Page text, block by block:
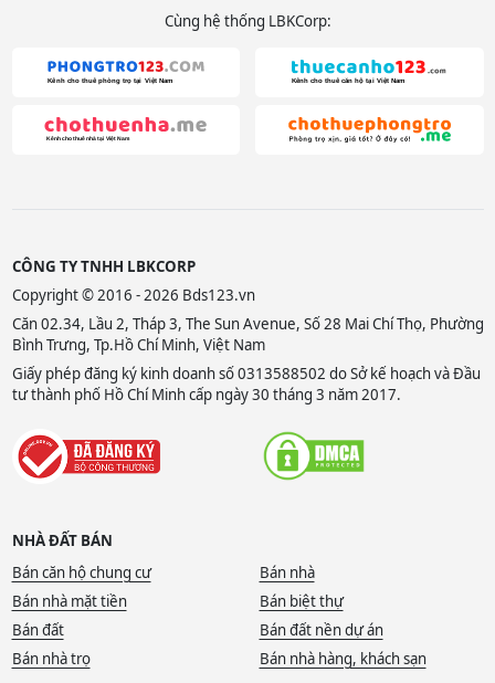
Cùng hệ thống LBKCorp:
CÔNG TY TNHH LBKCORP
Copyright © 2016 - 2026 Bds123.vn
Căn 02.34, Lầu 2, Tháp 3, The Sun Avenue, Số 28 Mai Chí Thọ, Phường
Bình Trưng, Tp.Hồ Chí Minh, Việt Nam
Giấy phép đăng ký kinh doanh số 0313588502 do Sở kế hoạch và Đầu
tư thành phố Hồ Chí Minh cấp ngày 30 tháng 3 năm 2017.
NHÀ ĐẤT BÁN
Bán căn hộ chung cư
Bán nhà
Bán nhà mặt tiền
Bán biệt thự
Bán đất
Bán đất nền dự án
Bán nhà trọ
Bán nhà hàng, khách sạn